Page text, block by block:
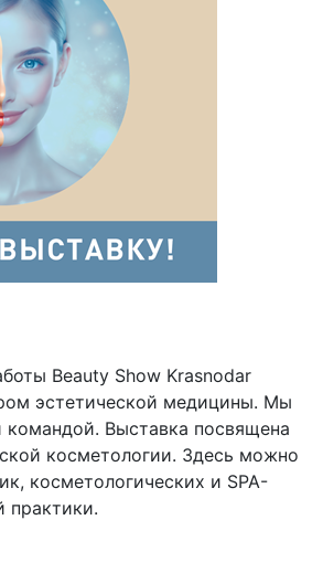
Beauty Show Krasnodar
эстетической медицины. Мы
Выставка посвящена
косметологии. Здесь можно
косметологических и SPA-
практики.